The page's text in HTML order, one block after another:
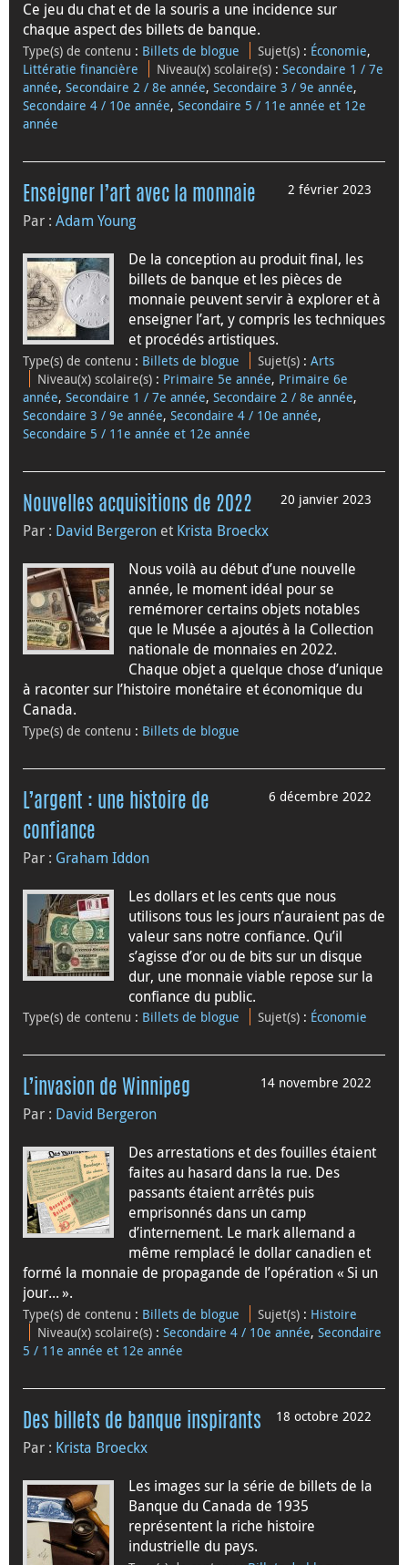
Ce jeu du chat et de la souris a une incidence sur
chaque aspect des billets de banque.
Type(s) de contenu : Billets de blogue Sujet(s) : Économie,
Littératie financière
Niveau(x) scolaire(s) :Secondaire 1 / 7e
année, Secondaire 2 / 8e année, Secondaire 3 / 9e année,
Secondaire 4 / 10e année, Secondaire 5 / 11e année et 12e
année
2 février 2023
Enseigner l’art avec la monnaie
Par : Adam Young
De la conception au produit final, les
billets de banque et les pièces de
monnaie peuvent servir à explorer et à
enseigner l’art, y compris les techniques
et procédés artistiques.
Type(s) de contenu : Billets de blogue Sujet(s) :Arts
Niveau(x) scolaire(s) : Primaire 5e année, Primaire 6e
année, Secondaire 1 / 7e année, Secondaire 2 / 8e année,
Secondaire 3 / 9e année, Secondaire 4 / 10e année,
Secondaire 5 / 11e année et 12e année
20 janvier 2023
Nouvelles acquisitions de 2022
Par : David Bergeron et Krista Broeckx
Nous voilà au début d’une nouvelle
année, le moment idéal pour se
remémorer certains objets notables
que le Musée a ajoutés à la Collection
nationale de monnaies en 2022.
Chaque objet a quelque chose d’unique
à raconter sur l’histoire monétaire et économique du
Canada.
Type(s) de contenu : Billets de blogue
6 décembre 2022
L’argent : une histoire de
confiance
Par : Graham Iddon
Les dollars et les cents que nous
utilisons tous les jours n’auraient pas de
valeur sans notre confiance. Qu’il
s’agisse d’or ou de bits sur un disque
dur, une monnaie viable repose sur la
confiance du public.
Type(s) de contenu : Billets de blogue Sujet(s) : Économie
14 novembre 2022
L’invasion de Winnipeg
Par : David Bergeron
Des arrestations et des fouilles étaient
faites au hasard dans la rue. Des
passants étaient arrêtés puis
emprisonnés dans un camp
d’internement. Le mark allemand a
même remplacé le dollar canadien et
formé la monnaie de propagande de l’opération « Si un
jour... ».
Type(s) de contenu : Billets de blogue Sujet(s) : Histoire
Niveau(x) scolaire(s) :Secondaire 4 / 10e année,Secondaire
5 / 11e année et 12e année
18 octobre 2022
Des billets de banque inspirants
Par : Krista Broeckx
Les images sur la série de billets de la
Banque du Canada de 1935
représentent la riche histoire
industrielle du pays.